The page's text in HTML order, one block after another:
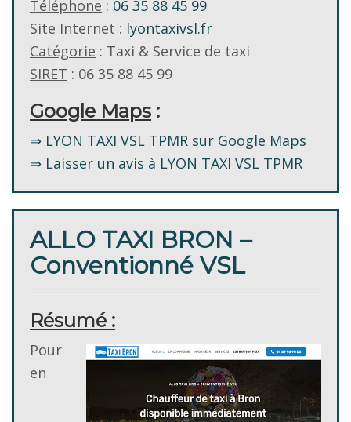
Téléphone : 06 35 88 45 99
Site Internet : lyontaxivsl.fr
Catégorie : Taxi & Service de taxi
SIRET : 06 35 88 45 99
Google Maps :
⇒ LYON TAXI VSL TPMR sur Google Maps
⇒ Laisser un avis à LYON TAXI VSL TPMR
ALLO TAXI BRON –
Conventionné VSL
Résumé :
Pour
en